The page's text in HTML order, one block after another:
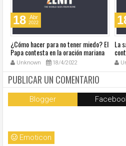
18 Abr
2022
¿Cómo hacer para no tener miedo? El
Papa contesta en la oración mariana
de este lunes en la Plaza de San
Pedro
Unknown 18/4/2022
La
PUBLICAR UN COMENTARIO
Blogger
Emoticon